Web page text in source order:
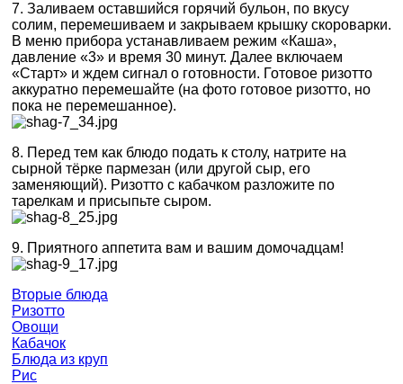
7. Заливаем оставшийся горячий бульон, по вкусу
солим, перемешиваем и закрываем крышку скороварки.
В меню прибора устанавливаем режим «Каша»,
давление «3» и время 30 минут. Далее включаем
«Старт» и ждем сигнал о готовности. Готовое ризотто
аккуратно перемешайте (на фото готовое ризотто, но
пока не перемешанное).
8. Перед тем как блюдо подать к столу, натрите на
сырной тёрке пармезан (или другой сыр, его
заменяющий). Ризотто с кабачком разложите по
тарелкам и присыпьте сыром.
9. Приятного аппетита вам и вашим домочадцам!
Вторые блюда
Ризотто
Овощи
Кабачок
Блюда из круп
Рис